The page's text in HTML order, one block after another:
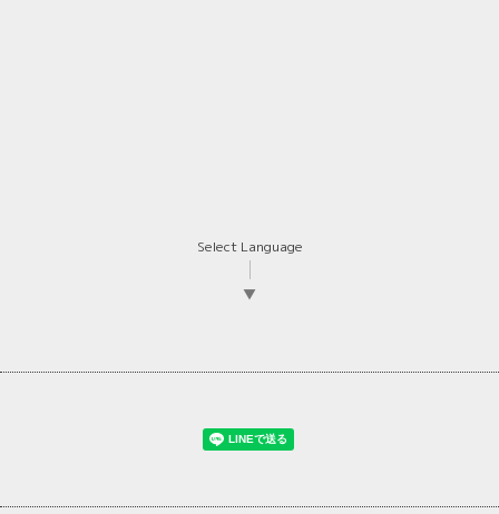
Select Language
▼